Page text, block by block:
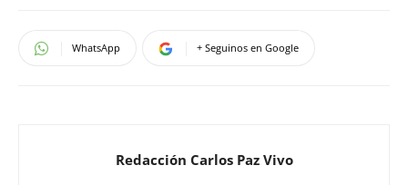
WhatsApp + Seguinos en Google
Redacción Carlos Paz Vivo